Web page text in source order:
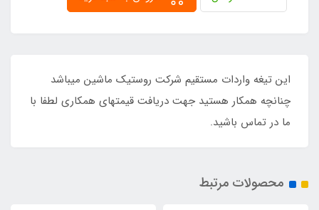
این تیغه واردات مستقیم شرکت روستیک ماشین میباشد
چنانچه همکار هستید جهت دریافت قیمتهای همکاری لطفا با
ما در تماس باشید.
محصولات مرتبط